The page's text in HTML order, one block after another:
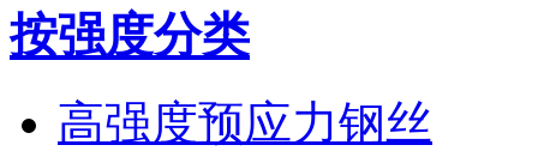
按强度分类
高强度预应力钢丝